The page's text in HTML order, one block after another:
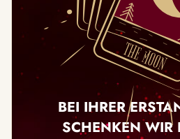
BEI IHRER
SCHENKEN WIR